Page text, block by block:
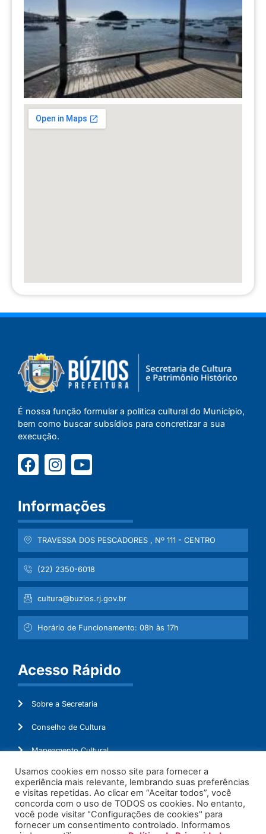
É nossa função formular a política cultural do Município,
bem como buscar subsídios para concretizar a sua
execução.
Informações
TRAVESSA DOS PESCADORES , Nº 111 - CENTRO
(22) 2350-6018
cultura@buzios.rj.gov.br
Horário de Funcionamento: 08h às 17h
Acesso Rápido
Sobre a Secretaria
Conselho de Cultura
Mapeamento Cultural
Lei Aldir Blanc
Ouvidoria
Administração
Usamos cookies em nosso site para fornecer a
experiência mais relevante, lembrando suas preferências
e visitas repetidas. Ao clicar em “Aceitar todos”, você
concorda com o uso de TODOS os cookies. No entanto,
você pode visitar "Configurações de cookies" para
fornecer um consentimento controlado. Informamos